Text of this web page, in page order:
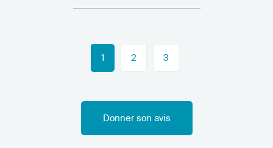
1 2 3
Donner son avis